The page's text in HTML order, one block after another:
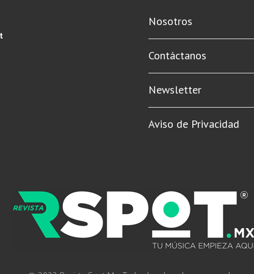
Nosotros
Contáctanos
Newsletter
Aviso de Privacidad